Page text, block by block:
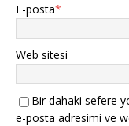
E-posta*
Web sitesi
Bir dahaki sefere
e-posta adresimi ve